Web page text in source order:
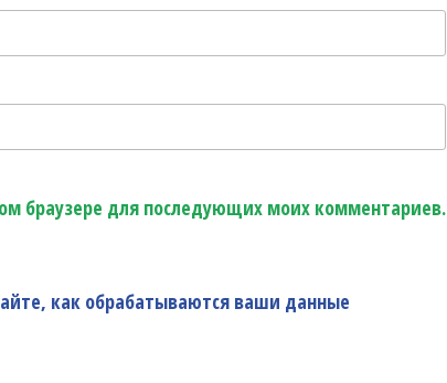
браузере для последующих моих комментариев.
как обрабатываются ваши данные